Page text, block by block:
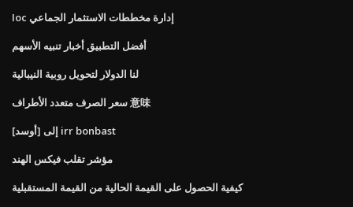
Ioc إدارة مخططات الاستثمار الجماعي
أفضل التطبيق أخبار تنبيه الأسهم
لنا الدولار لتحويل روبية النيبالية
سعر الصرف متعدد الأطراف 意味
[أوسد] إلى irr bonbast
مؤشر تقلب فيكس الهند
كيفية الحصول على القيمة الحالية من القيمة المستقبلية